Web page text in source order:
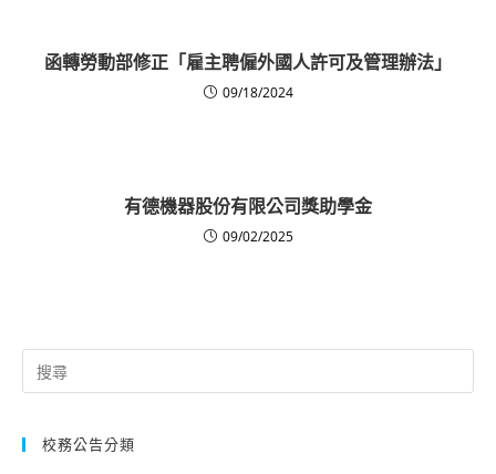
函轉勞動部修正「雇主聘僱外國人許可及管理辦法」
09/18/2024
有德機器股份有限公司獎助學金
09/02/2025
Search
for:
校務公告分類